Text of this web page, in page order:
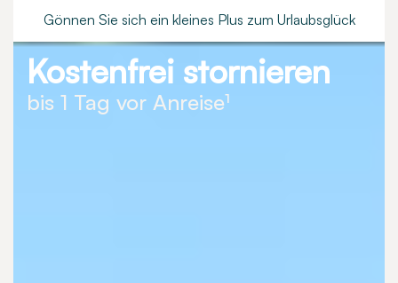
Gönnen Sie sich ein kleines Plus zum Urlaubsglück
Kostenfrei stornieren
bis 1 Tag vor Anreise¹